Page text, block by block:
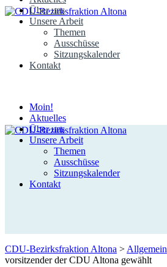
Über uns
Unsere Arbeit
Themen
Ausschüsse
Sitzungskalender
Kontakt
Moin!
Aktuelles
Über uns
Unsere Arbeit
Themen
Ausschüsse
Sitzungskalender
Kontakt
CDU-Bezirksfraktion Altona > Allgemein
vorsitzender der CDU Altona gewählt